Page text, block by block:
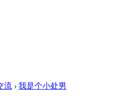
流 › 我是个小处男